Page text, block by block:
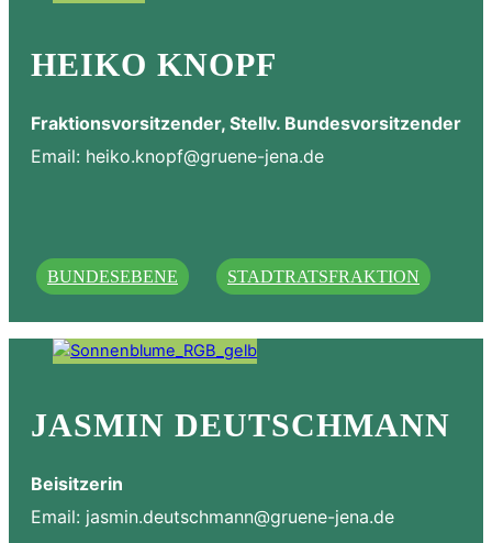
HEIKO KNOPF
Fraktionsvorsitzender, Stellv. Bundesvorsitzender
Email: heiko.knopf@gruene-jena.de
BUNDESEBENE STADTRATSFRAKTION
JASMIN DEUTSCHMANN
Beisitzerin
Email: jasmin.deutschmann@gruene-jena.de